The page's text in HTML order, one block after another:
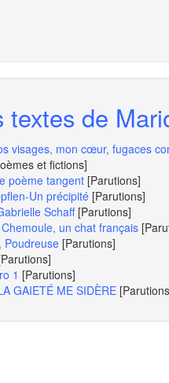
textes de
visages, mon cœur, fugaces
et fictions]
poème tangent [Parutions]
Un précipité [Parutions]
Schaff [Parutions]
un chat français
Poudreuse [Parutions]
1 [Parutions]
GAIETÉ ME SIDÈRE